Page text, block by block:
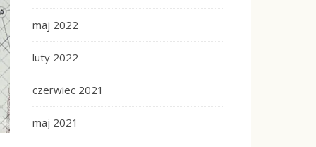
maj 2022
luty 2022
czerwiec 2021
maj 2021